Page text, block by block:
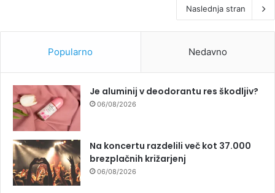
Naslednja stran
Popularno Nedavno
Je aluminij v deodorantu res škodljiv?
06/08/2026
Na koncertu razdelili več kot 37.000
brezplačnih križarjenj
06/08/2026